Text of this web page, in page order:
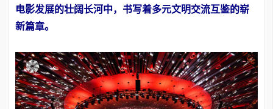
电影发展的壮阔长河中，书写着多元文明交流互鉴的崭
新篇章。